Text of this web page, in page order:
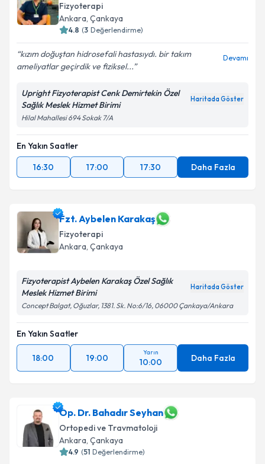
Fizyoterapi
Ankara, Çankaya
4.8 (3 Değerlendirme)
kızım doğuştan hidrosefali hastasıydı. bir takım
ameliyatlar geçirdik ve fiziksel...
Devamı
Upright Fizyoterapist Cenk Demirtekin Özel
Sağlık Meslek Hizmet Birimi
Haritada Göster
Hilal Mahallesi 694 Sokak 7/A
En Yakın Saatler
16:30
17:00 17:30 Daha Fazla
Fzt. Aybelen Karakaş
Fizyoterapi
Ankara, Çankaya
Fizyoterapist Aybelen Karakaş Özel Sağlık
Meslek Hizmet Birimi
Haritada Göster
Concept Balgat, Oğuzlar, 1381. Sk. No:6/16, 06000 Çankaya/Ankara
En Yakın Saatler
18:00 19:00
Yarın
10:00 Daha Fazla
Op. Dr. Bahadır Seyhan
Ortopedi ve Travmatoloji
Ankara, Çankaya
4.9 (51 Değerlendirme)